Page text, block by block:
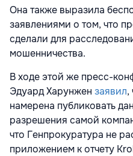
Она также выразила
заявлениями о том, что
сделали для
мошенничества.
В ходе этой же пресс-
Эдуард Харунжен заявил,
намерена публиковать
разрешения самой
что Генпрокуратура не
приложением к отчету